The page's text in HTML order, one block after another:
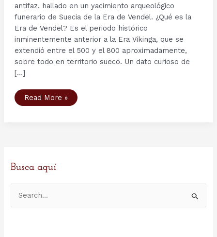
antifaz, hallado en un yacimiento arqueológico
funerario de Suecia de la Era de Vendel. ¿Qué es la
Era de Vendel? Es el periodo histórico
inminentemente anterior a la Era Vikinga, que se
extendió entre el 500 y el 800 aproximadamente,
sobre todo en territorio sueco. Un dato curioso de
[…]
De
caballería
de
los
Read More »
Busca aquí